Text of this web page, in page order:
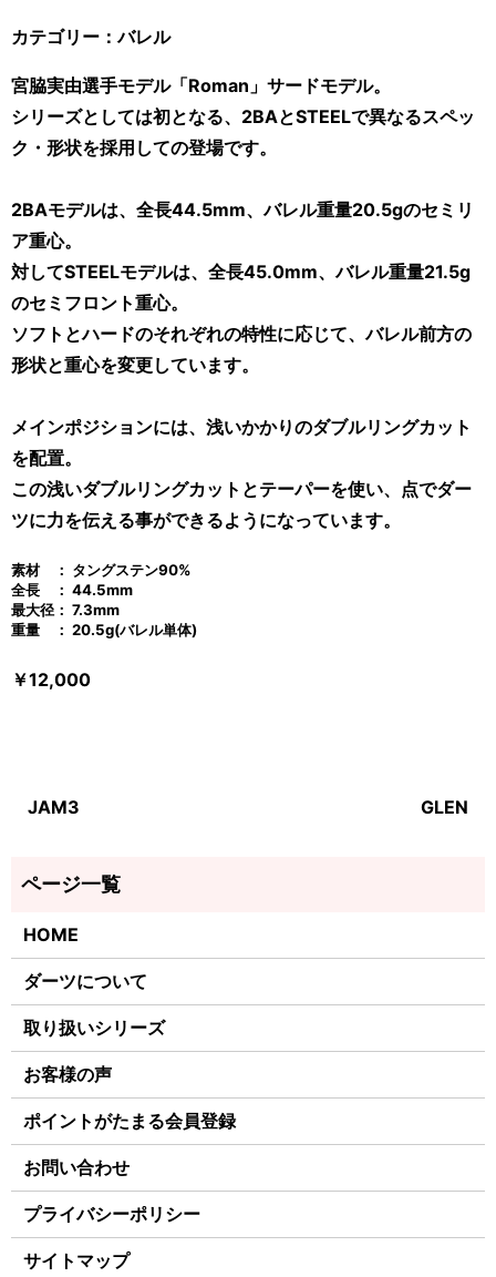
カテゴリー：バレル
宮脇実由選手モデル「Roman」サードモデル。
シリーズとしては初となる、2BAとSTEELで異なるスペッ
ク・形状を採用しての登場です。
2BAモデルは、全長44.5mm、バレル重量20.5gのセミリ
ア重心。
対してSTEELモデルは、全長45.0mm、バレル重量21.5g
のセミフロント重心。
ソフトとハードのそれぞれの特性に応じて、バレル前方の
形状と重心を変更しています。
メインポジションには、浅いかかりのダブルリングカット
を配置。
この浅いダブルリングカットとテーパーを使い、点でダー
ツに力を伝える事ができるようになっています。
素材 ： タングステン90%
全長 ： 44.5mm
最大径： 7.3mm
重量 ： 20.5g(バレル単体)
￥12,000
JAM3 GLEN
HOME
ダーツについて
取り扱いシリーズ
お客様の声
ポイントがたまる会員登録
お問い合わせ
プライバシーポリシー
サイトマップ